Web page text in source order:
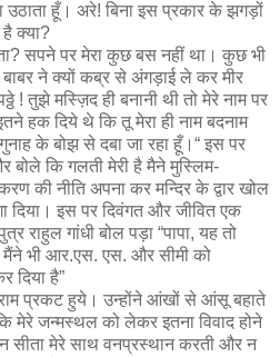
हूँ। अरे! बिना इस प्रकार के झगड़ों
क्या?
सपने पर मेरा कुछ बस नहीं था। कुछ भी
ने क्यों कब्र से अंगड़ाई ले कर मीर
! तुझे मस्ज़िद ही बनानी थी तो मेरे नाम पर
हक दिये थे कि तू मेरा ही नाम बदनाम
के बोझ से दबा जा रहा हूँ।“ इस पर
बोले कि गलती मेरी है मैने मुस्लिम-
की नीति अपना कर मन्दिर के द्वार खोल
दिया। इस पर दिवंगत और जीवित एक
राहुल गांधी बोल पड़ा “पापा, यह तो
भी आर.एस. एस. और सीमी को
दिया है”
राम प्रकट हुये। उन्होंने आंखों से आंसू बहाते
मेरे जन्मस्थल को लेकर इतना विवाद होने
सीता मेरे साथ वनप्रस्थान करती और न